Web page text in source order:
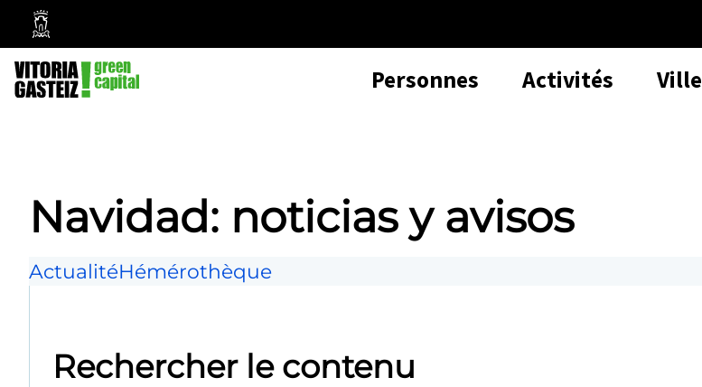
Mairie
de
Vitoria-
Gasteiz
Personnes Activités Ville
Navidad: noticias y avisos
ActualitéHémérothèque
Rechercher le contenu